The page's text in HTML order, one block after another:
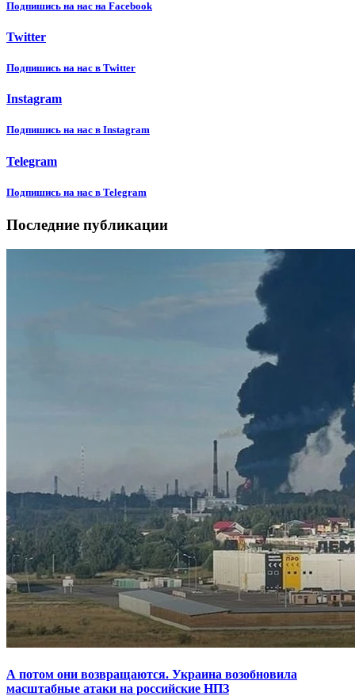
Подпишиcь на нас на Facebook
Twitter
Подпишиcь на нас в Twitter
Instagram
Подпишиcь на нас в Instagram
Telegram
Подпишиcь на нас в Telegram
Последние публикации
А потом они возвращаются. Украина возобновила
масштабные атаки на российские НПЗ